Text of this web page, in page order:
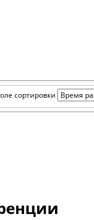
сортировки